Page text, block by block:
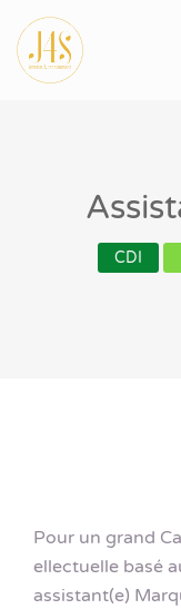
CDI
Pour un grand
ellectuelle basé
assistant(e)